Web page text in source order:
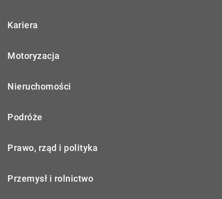
Kariera
Motoryzacja
Nieruchomości
Podróże
Prawo, rząd i polityka
Przemysł i rolnictwo